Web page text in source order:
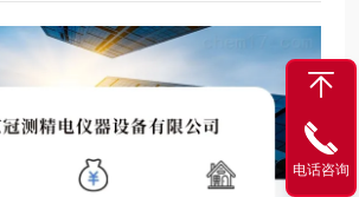
电话咨询